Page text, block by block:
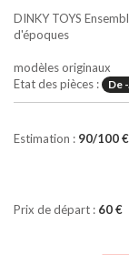
DINKY TOYS
d'époques
modèles originaux
Etat des pièces :
De
Estimation : 90/100 €
Prix de départ : 60 €